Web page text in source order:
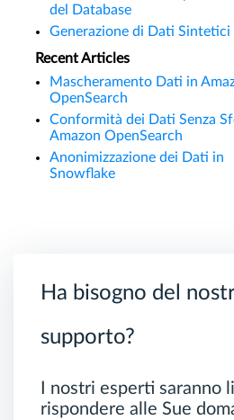
del Database
Generazione di Dati Sintetici
Recent Articles
Mascheramento Dati in
OpenSearch
Conformità dei Dati Senza
Amazon OpenSearch
Anonimizzazione dei Dati in
Snowflake
Ha bisogno del
supporto?
I nostri esperti saranno
rispondere alle Sue